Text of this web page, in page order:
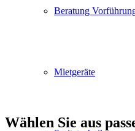
Beratung
Mietgeräte
Wählen Sie aus